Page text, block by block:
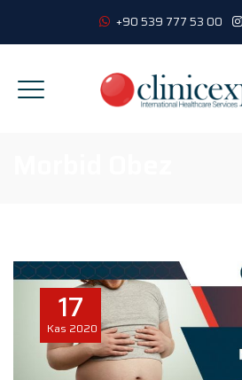
+90 539 777 53 00
17
Kas 2020